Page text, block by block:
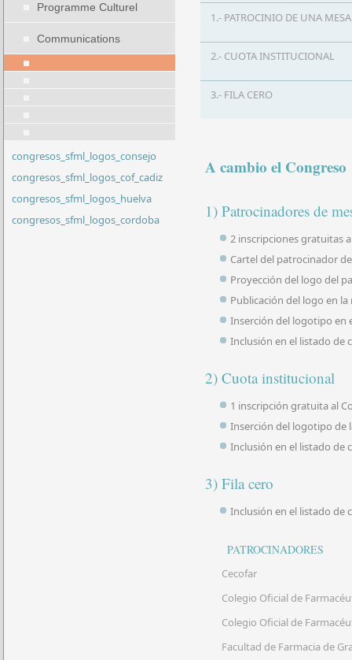
Programme Culturel
Communications
congresos_sfml_logos_consejo
congresos_sfml_logos_cof_cadiz
congresos_sfml_logos_huelva
congresos_sfml_logos_cordoba
1.- PATROCINIO DE UNA
2.- CUOTA INSTITUCIONAL
3.- FILA CERO
A cambio el
1) Patrocinadores de
2 inscripciones gratuitas
Cartel del patrocinador
Proyección del logo del
Publicación del logo en
Inserción del logotipo en
Inclusión en el listado de
2) Cuota institucional
1 inscripción gratuita al
Inserción del logotipo de
Inclusión en el listado de
3) Fila cero
Inclusión en el listado de
PATROCINADORES
Cecofar
Colegio Oficial de
Colegio Oficial de
Facultad de Farmacia de